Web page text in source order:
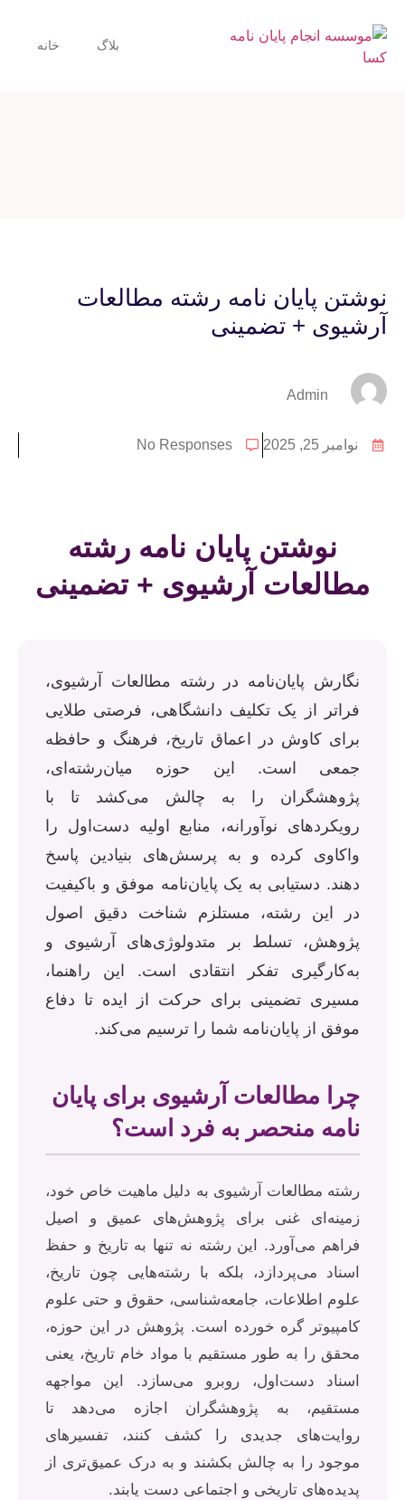
خانه بلاگ
نوشتن پایان نامه رشته مطالعات
آرشیوی + تضمینی
Admin
نوامبر 25, 2025 No Responses
نوشتن پایان نامه رشته
مطالعات آرشیوی + تضمینی
نگارش پایان‌نامه در رشته مطالعات آرشیوی،
فراتر از یک تکلیف دانشگاهی، فرصتی طلایی
برای کاوش در اعماق تاریخ، فرهنگ و حافظه
جمعی است. این حوزه میان‌رشته‌ای،
پژوهشگران را به چالش می‌کشد تا با
رویکردهای نوآورانه، منابع اولیه دست‌اول را
واکاوی کرده و به پرسش‌های بنیادین پاسخ
دهند. دستیابی به یک پایان‌نامه موفق و باکیفیت
در این رشته، مستلزم شناخت دقیق اصول
پژوهش، تسلط بر متدولوژی‌های آرشیوی و
به‌کارگیری تفکر انتقادی است. این راهنما،
مسیری تضمینی برای حرکت از ایده تا دفاع
موفق از پایان‌نامه شما را ترسیم می‌کند.
چرا مطالعات آرشیوی برای پایان
نامه منحصر به فرد است؟
رشته مطالعات آرشیوی به دلیل ماهیت خاص خود،
زمینه‌ای غنی برای پژوهش‌های عمیق و اصیل
فراهم می‌آورد. این رشته نه تنها به تاریخ و حفظ
اسناد می‌پردازد، بلکه با رشته‌هایی چون تاریخ،
علوم اطلاعات، جامعه‌شناسی، حقوق و حتی علوم
کامپیوتر گره خورده است. پژوهش در این حوزه،
محقق را به طور مستقیم با مواد خام تاریخ، یعنی
اسناد دست‌اول، روبرو می‌سازد. این مواجهه
مستقیم، به پژوهشگران اجازه می‌دهد تا
روایت‌های جدیدی را کشف کنند، تفسیرهای
موجود را به چالش بکشند و به درک عمیق‌تری از
پدیده‌های تاریخی و اجتماعی دست یابند.